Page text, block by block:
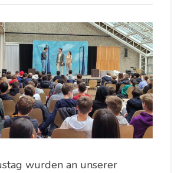
wurden an unserer